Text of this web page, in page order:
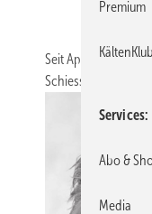
Seit April 2024 hat
Schiessl-
Premium
KältenKlub
Services
Abo &
Media